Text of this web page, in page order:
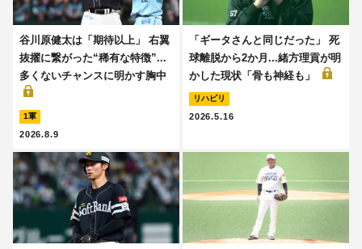
谷川原健太は「期待以上」 右翼
抜擢に繋がった“稀有な特徴”...
多くないチャンスに明かす胸中
1軍
2026.8.9
「ギータさんと同じだった」 死
球離脱から2か月...緒方理貢が明
かした現状「骨も神経も」
リハビリ
2026.5.16